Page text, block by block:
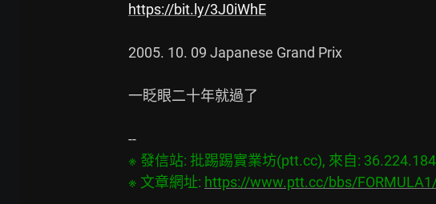
https://bit.ly/3J0iWhE
2005. 10. 09 Japanese Grand Prix
一眨眼二十年就過了
※ 發信站: 批踢踢實業坊(ptt.cc), 來自:
※ 文章網址: https://www.ptt.cc/bbs/